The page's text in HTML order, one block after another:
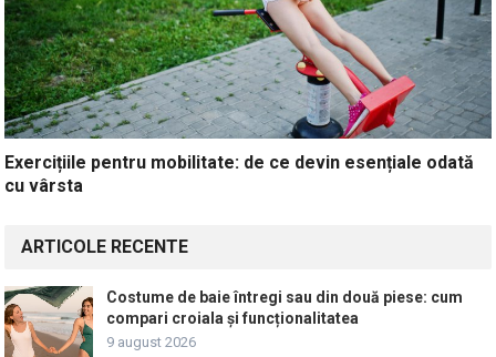
Exercițiile pentru mobilitate: de ce devin esențiale odată
cu vârsta
ARTICOLE RECENTE
Costume de baie întregi sau din două piese: cum
compari croiala și funcționalitatea
9 august 2026